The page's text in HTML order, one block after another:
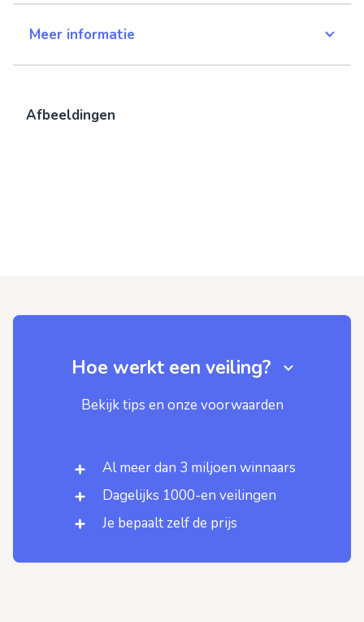
Meer informatie
Afbeeldingen
Hoe werkt een veiling?
Bekijk tips en onze voorwaarden
Al meer dan 3 miljoen winnaars
Dagelijks 1000-en veilingen
Je bepaalt zelf de prijs